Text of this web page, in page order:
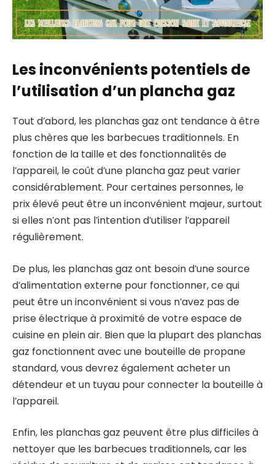
Les inconvénients potentiels de
l’utilisation d’un plancha gaz
Tout d’abord, les planchas gaz ont tendance à être
plus chères que les barbecues traditionnels. En
fonction de la taille et des fonctionnalités de
l’appareil, le coût d’une plancha gaz peut varier
considérablement. Pour certaines personnes, le
prix élevé peut être un inconvénient majeur, surtout
si elles n’ont pas l’intention d’utiliser l’appareil
régulièrement.
De plus, les planchas gaz ont besoin d’une source
d’alimentation externe pour fonctionner, ce qui
peut être un inconvénient si vous n’avez pas de
prise électrique à proximité de votre espace de
cuisine en plein air. Bien que la plupart des planchas
gaz fonctionnent avec une bouteille de propane
standard, vous devrez également acheter un
détendeur et un tuyau pour connecter la bouteille à
l’appareil.
Enfin, les planchas gaz peuvent être plus difficiles à
nettoyer que les barbecues traditionnels, car les